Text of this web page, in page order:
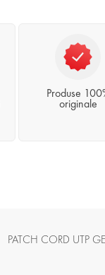
Produse
originale
PATCH CORD UTP